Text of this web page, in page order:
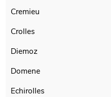
Cremieu
Crolles
Diemoz
Domene
Echirolles